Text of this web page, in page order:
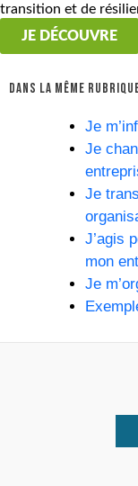
transition et de
JE DÉCOUVRE
DANS LA MÊME
Je
Je
Je
J’agis
mon
Je